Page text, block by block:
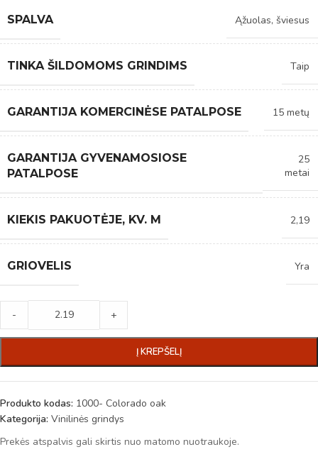
SPALVA Ąžuolas, šviesus
TINKA ŠILDOMOMS GRINDIMS Taip
GARANTIJA KOMERCINĖSE PATALPOSE 15 metų
GARANTIJA GYVENAMOSIOSE
PATALPOSE
25
metai
KIEKIS PAKUOTĖJE, KV. M 2,19
GRIOVELIS Yra
- +
Į KREPŠELĮ
Produkto kodas: 1000- Colorado oak
Kategorija: Vinilinės grindys
Prekės atspalvis gali skirtis nuo matomo nuotraukoje.